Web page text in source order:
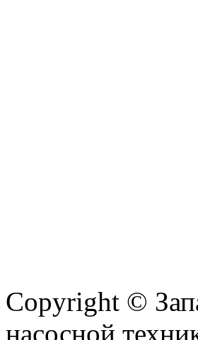
Copyright ©
насосной